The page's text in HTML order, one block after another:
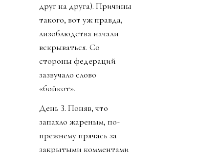
друг на друга). Причины
такого, вот уж правда,
лизоблюдства начали
вскрываться. Со
стороны федераций
зазвучало слово
«бойкот».
День 3. Поняв, что
запахло жареным, по-
прежнему прячась за
закрытыми комментами